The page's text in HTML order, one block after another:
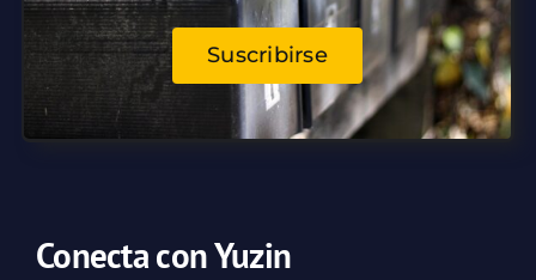
Suscribirse
Conecta con Yuzin